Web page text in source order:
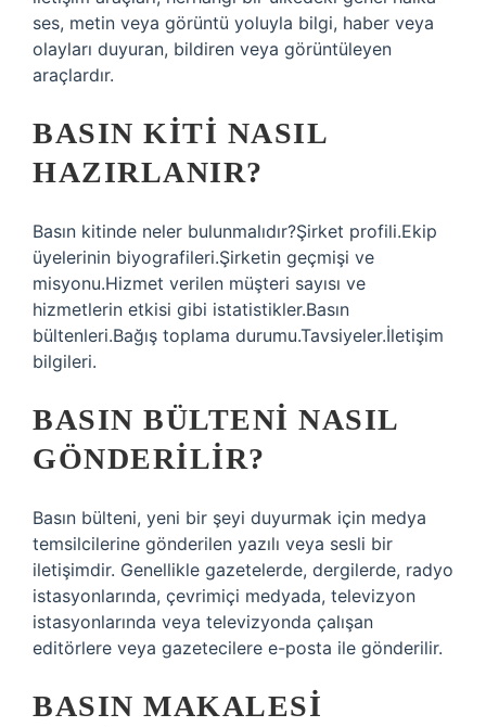
ses, metin veya görüntü yoluyla bilgi, haber veya
olayları duyuran, bildiren veya görüntüleyen
araçlardır.
BASIN KITI NASIL
HAZIRLANIR?
Basın kitinde neler bulunmalıdır?Şirket profili.Ekip
üyelerinin biyografileri.Şirketin geçmişi ve
misyonu.Hizmet verilen müşteri sayısı ve
hizmetlerin etkisi gibi istatistikler.Basın
bültenleri.Bağış toplama durumu.Tavsiyeler.İletişim
bilgileri.
BASIN BÜLTENI NASIL
GÖNDERILIR?
Basın bülteni, yeni bir şeyi duyurmak için medya
temsilcilerine gönderilen yazılı veya sesli bir
iletişimdir. Genellikle gazetelerde, dergilerde, radyo
istasyonlarında, çevrimiçi medyada, televizyon
istasyonlarında veya televizyonda çalışan
editörlere veya gazetecilere e-posta ile gönderilir.
BASIN MAKALESI